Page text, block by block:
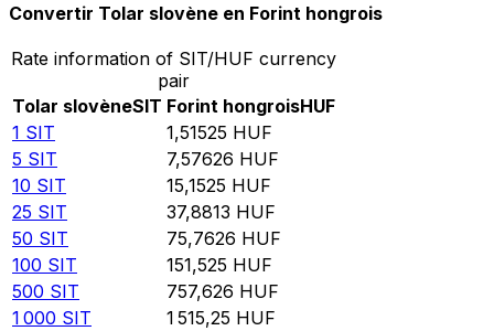
Convertir Tolar slovène en Forint hongrois
Rate information of SIT/HUF currency
pair
Tolar slovèneSIT Forint hongroisHUF
1 SIT 1,51525 HUF
5 SIT 7,57626 HUF
10 SIT 15,1525 HUF
25 SIT 37,8813 HUF
50 SIT 75,7626 HUF
100 SIT 151,525 HUF
500 SIT 757,626 HUF
1 000 SIT 1 515,25 HUF